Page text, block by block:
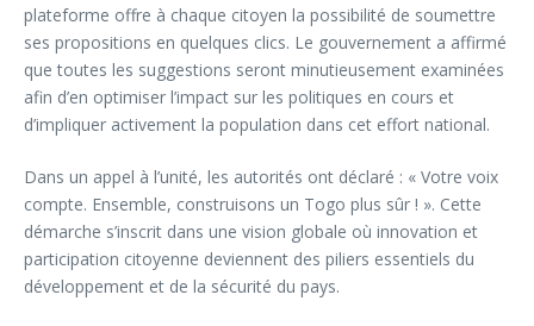
plateforme offre à chaque citoyen la possibilité de soumettre
ses propositions en quelques clics. Le gouvernement a affirmé
que toutes les suggestions seront minutieusement examinées
afin d’en optimiser l’impact sur les politiques en cours et
d’impliquer activement la population dans cet effort national.
Dans un appel à l’unité, les autorités ont déclaré : « Votre voix
compte. Ensemble, construisons un Togo plus sûr ! ». Cette
démarche s’inscrit dans une vision globale où innovation et
participation citoyenne deviennent des piliers essentiels du
développement et de la sécurité du pays.